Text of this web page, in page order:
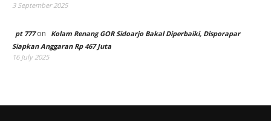
3 September 2025
pt 777on
Kolam Renang GOR Sidoarjo Bakal Diperbaiki, Disporapar
Siapkan Anggaran Rp 467 Juta
16 July 2025